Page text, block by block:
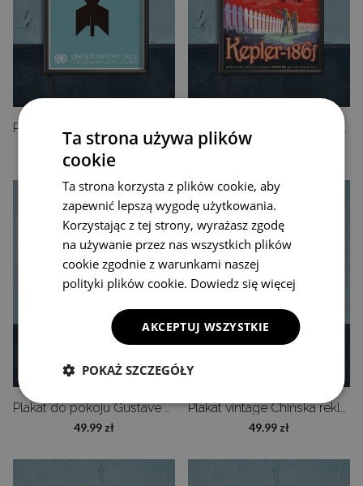
49.99 zł
Plakat w stylu retro Space Futur Nasa Kepler
49.99 zł
Plakat do pokoju Gustave Eiffel
49.99 zł 49.99 zł
Ta strona używa plików
cookie
Ta strona korzysta z plików cookie, aby
zapewnić lepszą wygodę użytkowania.
Korzystając z tej strony, wyrażasz zgodę
na używanie przez nas wszystkich plików
cookie zgodnie z warunkami naszej
polityki plików cookie. Dowiedz się więcej
AKCEPTUJ WSZYSTKIE
POKAŻ SZCZEGÓŁY